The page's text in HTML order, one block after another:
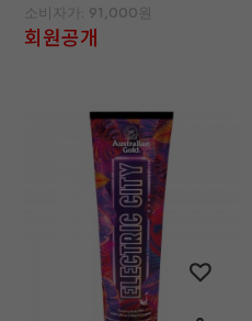
소비자가: 91,000원
회원공개